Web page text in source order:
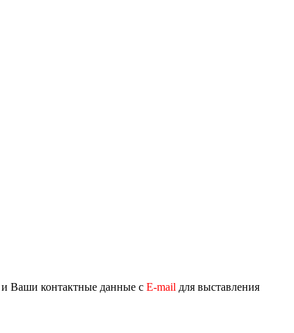
Ваши контактные данные с Е-mail для выставления